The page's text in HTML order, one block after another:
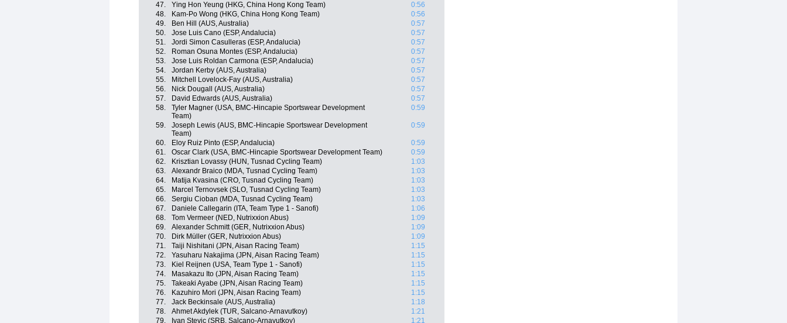
47.
Ying Hon Yeung (HKG, China Hong Kong Team)
0:56
48.
Kam-Po Wong (HKG, China Hong Kong Team)
0:56
49.
Ben Hill (AUS, Australia)
0:57
50.
Jose Luis Cano (ESP, Andalucia)
0:57
51.
Jordi Simon Casulleras (ESP, Andalucia)
0:57
52.
Roman Osuna Montes (ESP, Andalucia)
0:57
53.
Jose Luis Roldan Carmona (ESP, Andalucia)
0:57
54.
Jordan Kerby (AUS, Australia)
0:57
55.
Mitchell Lovelock-Fay (AUS, Australia)
0:57
56.
Nick Dougall (AUS, Australia)
0:57
57.
David Edwards (AUS, Australia)
0:57
58.
Tyler Magner (USA, BMC-Hincapie Sportswear Development
Team)
0:59
59.
Joseph Lewis (AUS, BMC-Hincapie Sportswear Development
Team)
0:59
60. Eloy Ruiz Pinto (ESP, Andalucia)
0:59
61.
Oscar Clark (USA, BMC-Hincapie Sportswear Development Team)
0:59
62.
Krisztian Lovassy (HUN, Tusnad Cycling Team)
1:03
63.
Alexandr Braico (MDA, Tusnad Cycling Team)
1:03
64.
Matija Kvasina (CRO, Tusnad Cycling Team)
1:03
65.
Marcel Ternovsek (SLO, Tusnad Cycling Team)
1:03
66.
Sergiu Cioban (MDA, Tusnad Cycling Team)
1:03
67.
Daniele Callegarin (ITA, Team Type 1 - Sanofi)
1:06
68.
Tom Vermeer (NED, Nutrixxion Abus)
1:09
69.
Alexander Schmitt (GER, Nutrixxion Abus)
1:09
70.
Dirk Müller (GER, Nutrixxion Abus)
1:09
71.
Taiji Nishitani (JPN, Aisan Racing Team)
1:15
72.
Yasuharu Nakajima (JPN, Aisan Racing Team)
1:15
73.
Kiel Reijnen (USA, Team Type 1 - Sanofi)
1:15
74.
Masakazu Ito (JPN, Aisan Racing Team)
1:15
75.
Takeaki Ayabe (JPN, Aisan Racing Team)
1:15
76.
Kazuhiro Mori (JPN, Aisan Racing Team)
1:15
77.
Jack Beckinsale (AUS, Australia)
1:18
78.
Ahmet Akdylek (TUR, Salcano-Arnavutkoy)
1:21
79.
Ivan Stevic (SRB, Salcano-Arnavutkoy) 1:21